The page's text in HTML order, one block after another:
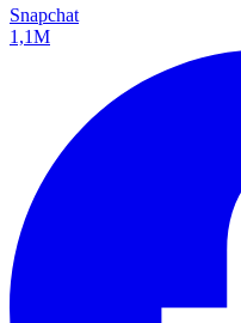
Snapchat
1,1M